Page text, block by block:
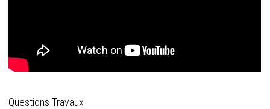
Questions Travaux